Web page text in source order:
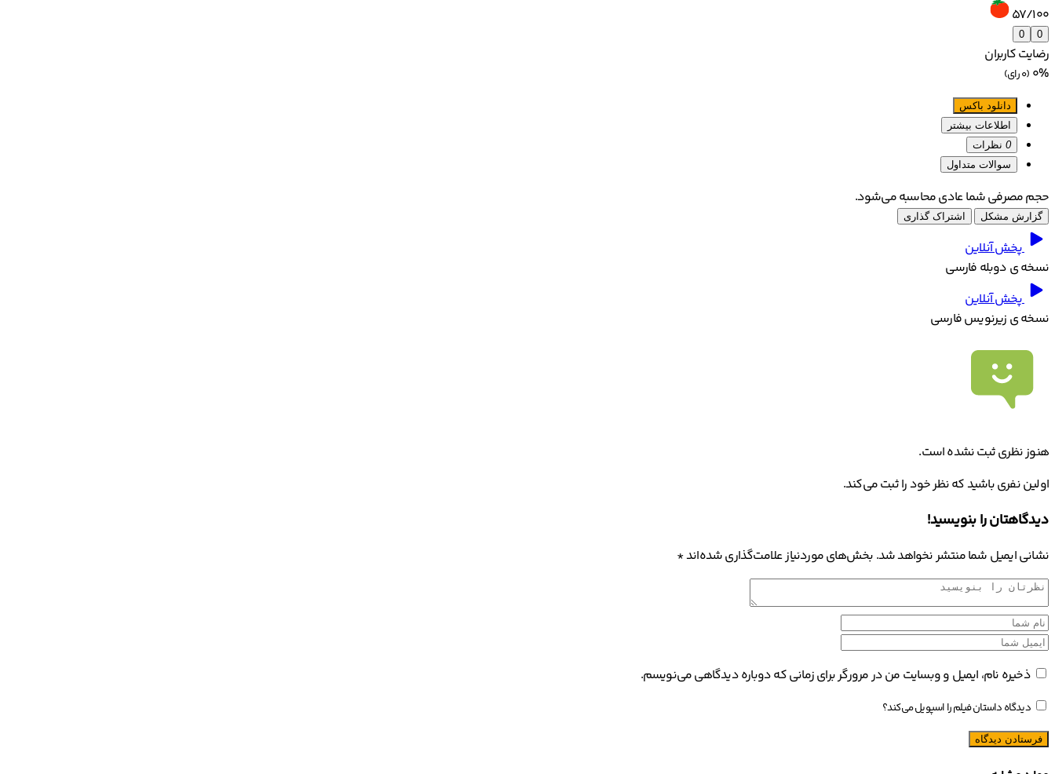
57/100
0
0
رضایت کاربران
0% (0 رای)
دانلود باکس
اطلاعات بیشتر
0 نظرات
سوالات متداول
حجم مصرفی شما عادی محاسبه می‌شود.
گزارش مشکل اشتراک گذاری
پخش آنلاین
نسخه ی دوبله فارسی
پخش آنلاین
نسخه ی زیرنویس فارسی
هنوز نظری ثبت نشده است.
اولین نفری باشید که نظر خود را ثبت می‌کند.
دیدگاهتان را بنویسید!
نشانی ایمیل شما منتشر نخواهد شد. بخش‌های موردنیاز علامت‌گذاری شده‌اند*
ذخیره نام، ایمیل و وبسایت من در مرورگر برای زمانی که دوباره دیدگاهی می‌نویسم.
دیدگاه داستان فیلم را اسپویل می‌کند؟